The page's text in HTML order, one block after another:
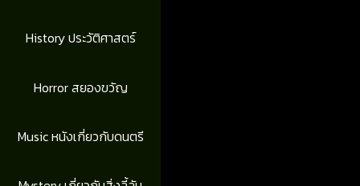
History ประวัติศาสตร์
Horror สยองขวัญ
Music หนังเกี่ยวกับดนตรี